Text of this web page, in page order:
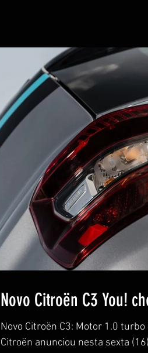
Novo Citroën C3 You!
Novo Citroën C3: Motor 1.0 turbo
Citroën anunciou nesta sexta